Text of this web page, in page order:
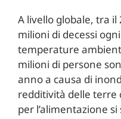
A livello globale, tra il
milioni di decessi
temperature
milioni di persone
anno a causa di
redditività delle terre
per l’alimentazione